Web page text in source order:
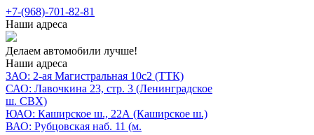
+7-(968)-701-82-81
Наши адреса
Делаем автомобили лучше!
Наши адреса
ЗАО: 2-ая Магистральная 10с2 (ТТК)
САО: Лавочкина 23, стр. 3 (Ленинградское
ш. СВХ)
ЮАО: Каширское ш., 22А (Каширское ш.)
ВАО: Рубцовская наб. 11 (м.